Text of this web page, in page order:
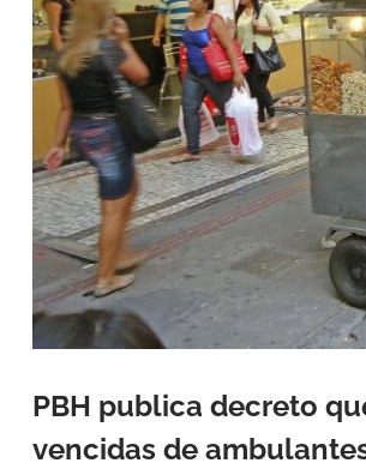
PBH publica decreto
vencidas de